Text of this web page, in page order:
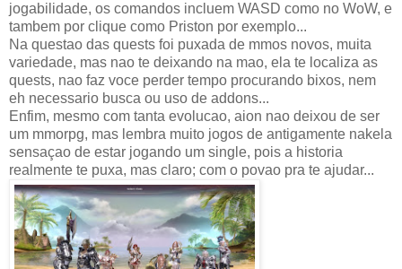
jogabilidade, os comandos incluem WASD como no WoW, e
tambem por clique como Priston por exemplo...
Na questao das quests foi puxada de mmos novos, muita
variedade, mas nao te deixando na mao, ela te localiza as
quests, nao faz voce perder tempo procurando bixos, nem
eh necessario busca ou uso de addons...
Enfim, mesmo com tanta evolucao, aion nao deixou de ser
um mmorpg, mas lembra muito jogos de antigamente nakela
sensaçao de estar jogando um single, pois a historia
realmente te puxa, mas claro; com o povao pra te ajudar...